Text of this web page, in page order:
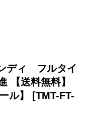
ディ フルタイ
送料無料】
ル】 [TMT-FT-